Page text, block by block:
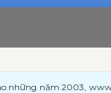
những năm 2003,